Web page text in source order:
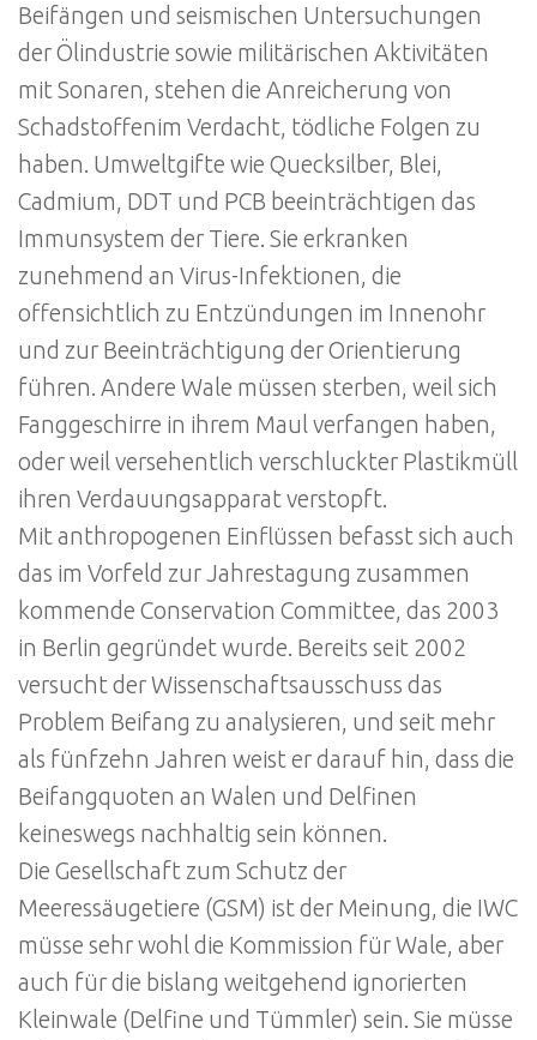
Beifängen und seismischen Untersuchungen
der Ölindustrie sowie militärischen Aktivitäten
mit Sonaren, stehen die Anreicherung von
Schadstoffenim Verdacht, tödliche Folgen zu
haben. Umweltgifte wie Quecksilber, Blei,
Cadmium, DDT und PCB beeinträchtigen das
Immunsystem der Tiere. Sie erkranken
zunehmend an Virus-Infektionen, die
offensichtlich zu Entzündungen im Innenohr
und zur Beeinträchtigung der Orientierung
führen. Andere Wale müssen sterben, weil sich
Fanggeschirre in ihrem Maul verfangen haben,
oder weil versehentlich verschluckter Plastikmüll
ihren Verdauungsapparat verstopft.
Mit anthropogenen Einflüssen befasst sich auch
das im Vorfeld zur Jahrestagung zusammen
kommende Conservation Committee, das 2003
in Berlin gegründet wurde. Bereits seit 2002
versucht der Wissenschaftsausschuss das
Problem Beifang zu analysieren, und seit mehr
als fünfzehn Jahren weist er darauf hin, dass die
Beifangquoten an Walen und Delfinen
keineswegs nachhaltig sein können.
Die Gesellschaft zum Schutz der
Meeressäugetiere (GSM) ist der Meinung, die IWC
müsse sehr wohl die Kommission für Wale, aber
auch für die bislang weitgehend ignorierten
Kleinwale (Delfine und Tümmler) sein. Sie müsse